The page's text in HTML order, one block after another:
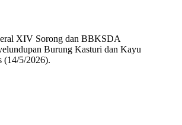
XIV Sorong dan BBKSDA
Burung Kasturi dan Kayu
(14/5/2026).